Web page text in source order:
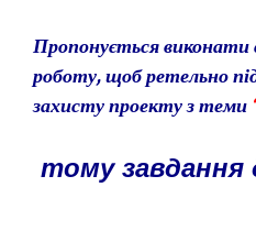
Пропонується виконати
роботу, щоб ретельно
захисту проекту з теми
тому завдання